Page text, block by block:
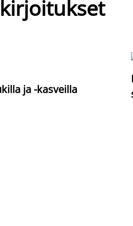
ja -kasveilla